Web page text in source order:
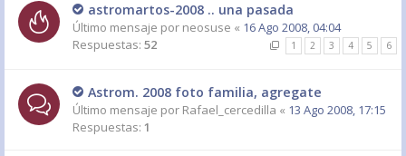
astromartos-2008 .. una pasada
Último mensaje por neosuse « 16 Ago 2008, 04:04
Respuestas: 52 1 2 3 4 5 6
Astrom. 2008 foto familia, agregate
Último mensaje por Rafael_cercedilla « 13 Ago 2008, 17:15
Respuestas: 1